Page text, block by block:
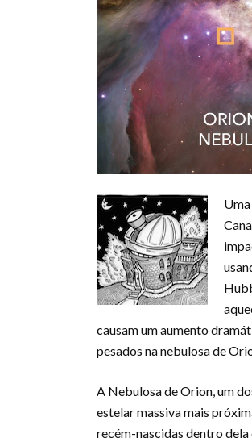
causam um aumento
pesados ​​na nebulosa de
A Nebulosa de Orion, um
estelar massiva mais
recém-nascidas dentro